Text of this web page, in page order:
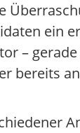
ein
–
bereits